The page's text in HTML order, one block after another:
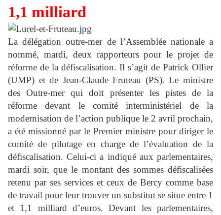
1,1 milliard
La délégation outre-mer de l’Assemblée nationale a
nommé, mardi, deux rapporteurs pour le projet de
réforme de la défiscalisation. Il s’agit de Patrick Ollier
(UMP) et de Jean-Claude Fruteau (PS). Le ministre
des Outre-mer qui doit présenter les pistes de la
réforme devant le comité interministériel de la
modernisation de l’action publique le 2 avril prochain,
a été missionné par le Premier ministre pour diriger le
comité de pilotage en charge de l’évaluation de la
défiscalisation. Celui-ci a indiqué aux parlementaires,
mardi soir, que le montant des sommes défiscalisées
retenu par ses services et ceux de Bercy comme base
de travail pour leur trouver un substitut se situe entre 1
et 1,1 milliard d’euros. Devant les parlementaires,